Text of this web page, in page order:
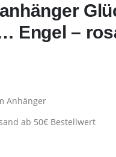
Engel –
Anhänger
ab 50€ Bestellwert